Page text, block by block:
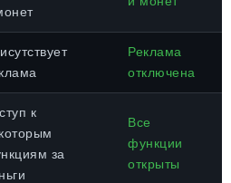
Реклама
отключена
к
за
Все
функции
открыты